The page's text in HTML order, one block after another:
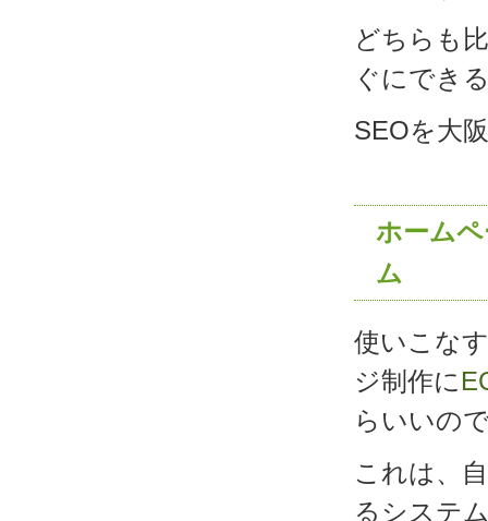
どちらも
ぐにでき
SEOを大
ホーム
ム
使いこな
ジ制作に
らいいの
これは、
るシステ